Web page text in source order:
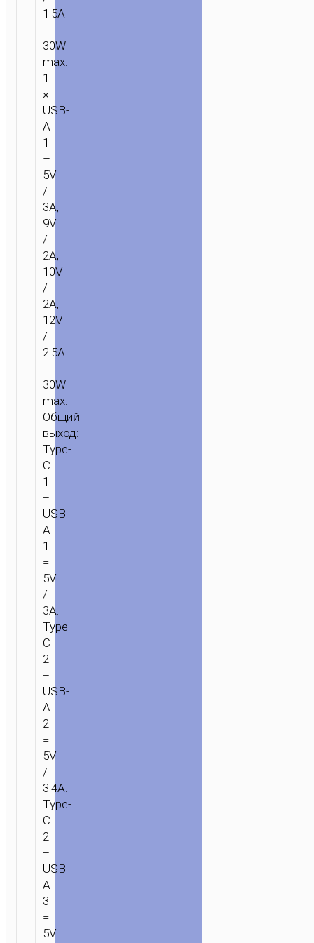
ГЛАВНАЯ
АКСЕССУАРЫ
АВТОМОБИЛЯ
УСТРОЙСТВА
ЗАРЯДНОЕ
УСТРОЙСТВО
ESTABLISHER”
1.5A
–
30W
max.
1
×
USB-
A
1
–
5V
/
3A,
9V
/
2A,
10V
/
2A,
12V
/
2.5A
–
30W
max.
Общий
выход:
Type-
C
1
+
USB-
A
1
=
5V
/
3A.
Type-
C
2
+
USB-
A
2
=
5V
/
3.4A.
Type-
C
2
+
USB-
A
3
=
5V